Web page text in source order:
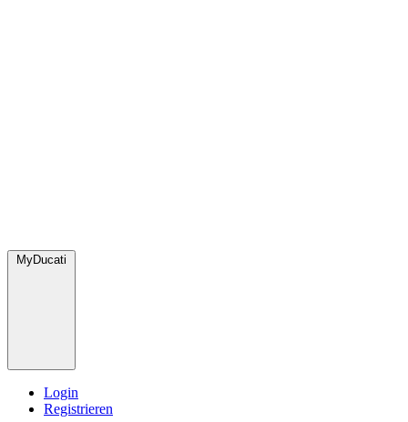
MyDucati
Login
Registrieren